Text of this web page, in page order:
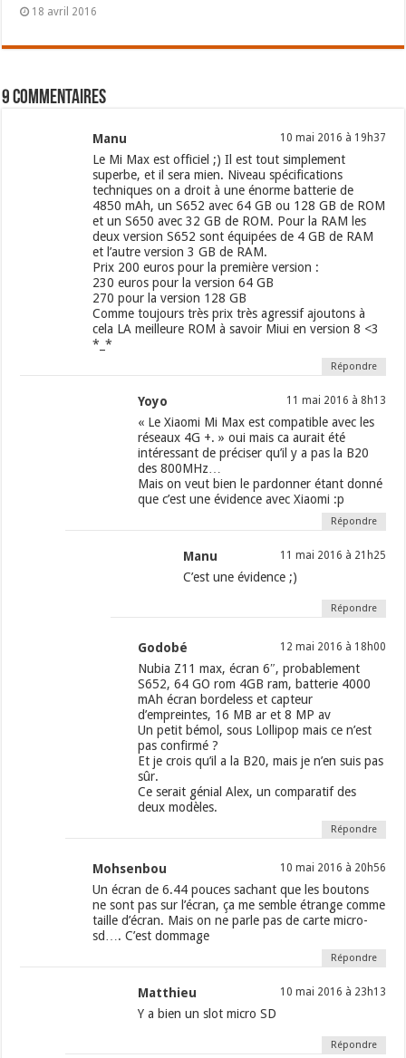
18 avril 2016
9 commentaires
Manu 10 mai 2016 à 19h37
Le Mi Max est officiel ;) Il est tout simplement
superbe, et il sera mien. Niveau spécifications
techniques on a droit à une énorme batterie de
4850 mAh, un S652 avec 64 GB ou 128 GB de ROM
et un S650 avec 32 GB de ROM. Pour la RAM les
deux version S652 sont équipées de 4 GB de RAM
et l’autre version 3 GB de RAM.
Prix 200 euros pour la première version :
230 euros pour la version 64 GB
270 pour la version 128 GB
Comme toujours très prix très agressif ajoutons à
cela LA meilleure ROM à savoir Miui en version 8 <3
*_*
Répondre
Yoyo 11 mai 2016 à 8h13
« Le Xiaomi Mi Max est compatible avec les
réseaux 4G +. » oui mais ca aurait été
intéressant de préciser qu’il y a pas la B20
des 800MHz…
Mais on veut bien le pardonner étant donné
que c’est une évidence avec Xiaomi :p
Répondre
Manu 11 mai 2016 à 21h25
C’est une évidence ;)
Répondre
Godobé 12 mai 2016 à 18h00
Nubia Z11 max, écran 6″, probablement
S652, 64 GO rom 4GB ram, batterie 4000
mAh écran bordeless et capteur
d’empreintes, 16 MB ar et 8 MP av
Un petit bémol, sous Lollipop mais ce n’est
pas confirmé ?
Et je crois qu’il a la B20, mais je n’en suis pas
sûr.
Ce serait génial Alex, un comparatif des
deux modèles.
Répondre
Mohsenbou 10 mai 2016 à 20h56
Un écran de 6.44 pouces sachant que les boutons
ne sont pas sur l’écran, ça me semble étrange comme
taille d’écran. Mais on ne parle pas de carte micro-
sd…. C’est dommage
Répondre
Matthieu 10 mai 2016 à 23h13
Y a bien un slot micro SD
Répondre